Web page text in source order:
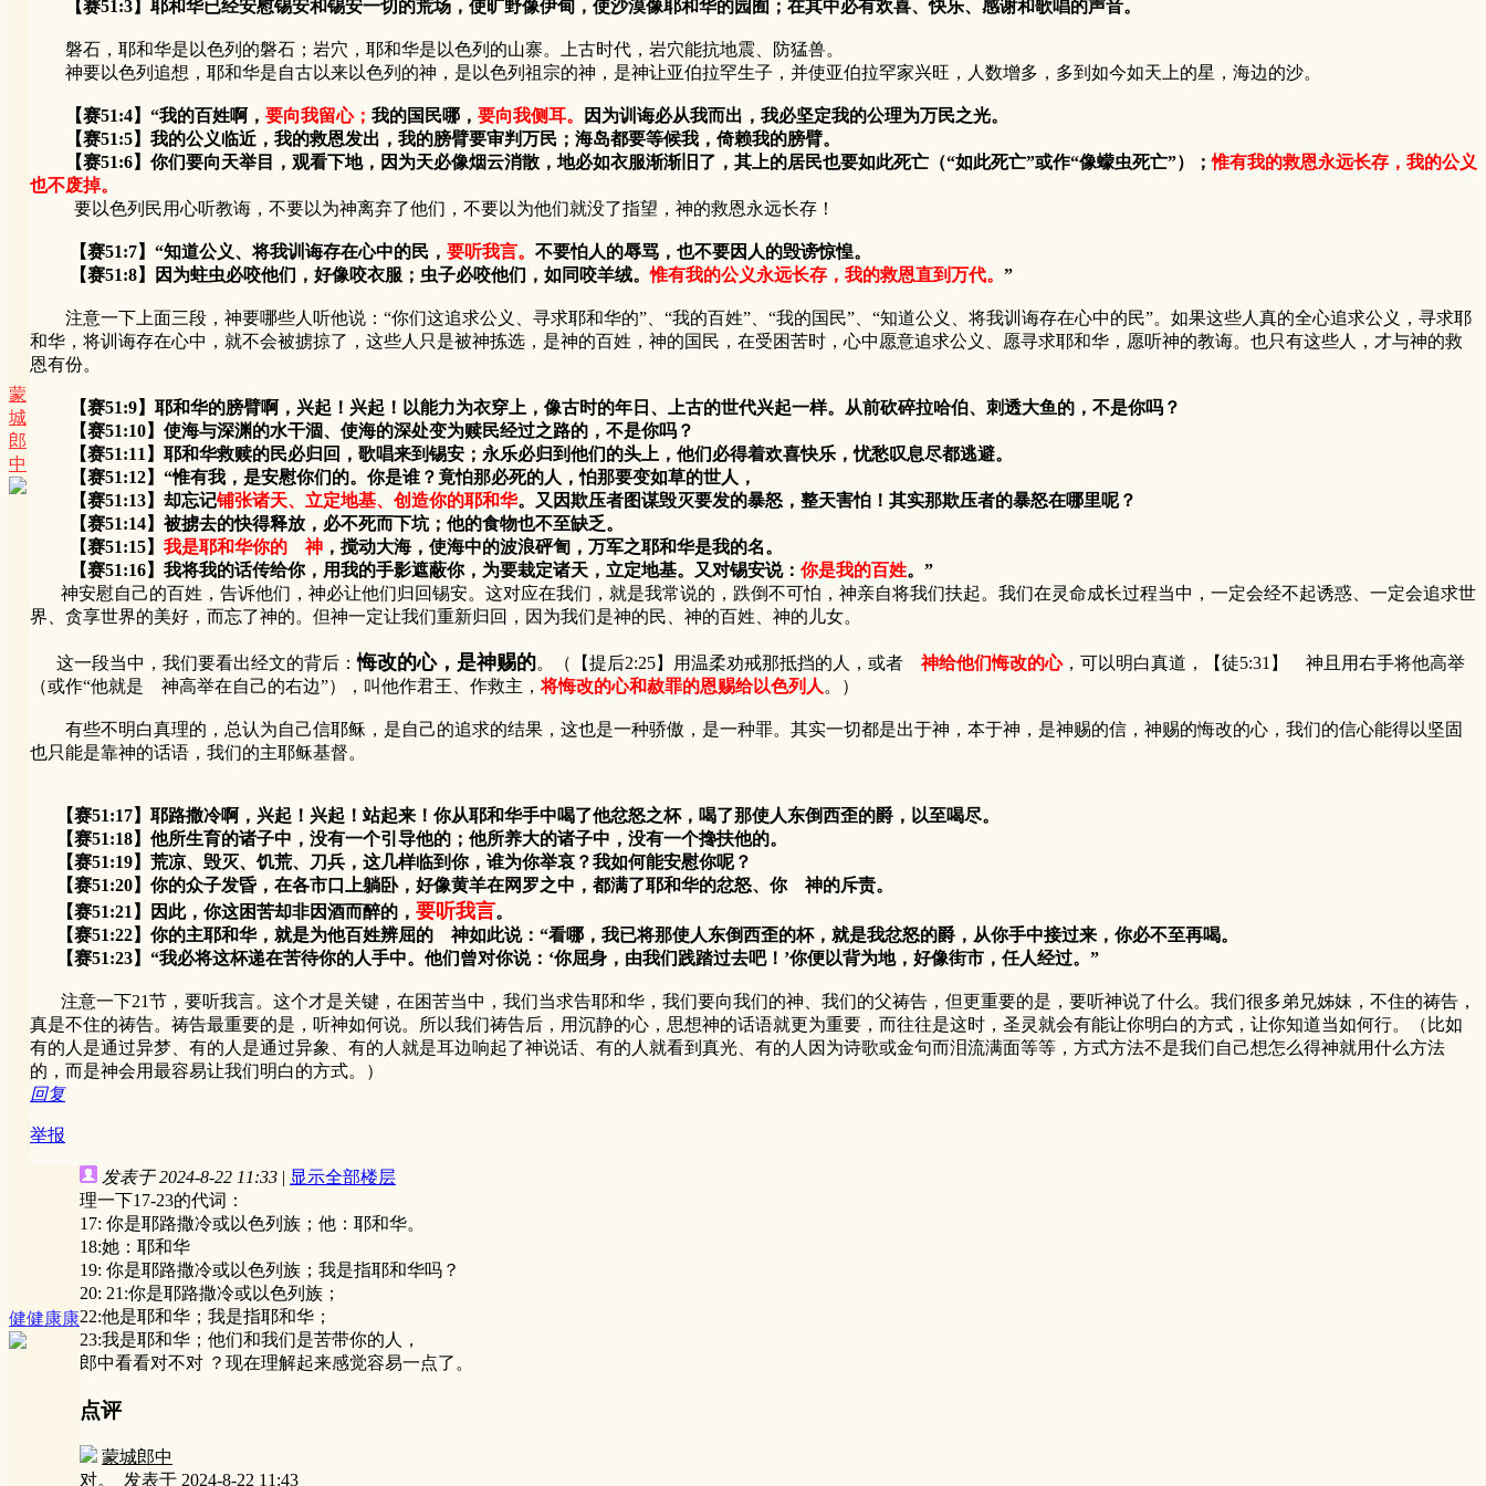
蒙
城
郎
中
【赛51:3】耶和华已经安慰锡安和锡安一切的荒场，使旷野像伊甸，使沙漠像耶和华的园囿；在其中必有欢喜、快乐、感谢和歌唱的声音。
磐石，耶和华是以色列的磐石；岩穴，耶和华是以色列的山寨。上古时代，岩穴能抗地震、防猛兽。
神要以色列追想，耶和华是自古以来以色列的神，是以色列祖宗的神，是神让亚伯拉罕生子，并使亚伯拉罕家兴旺，人数增多，多到如今如天上的星，海边的沙。
【赛51:4】“我的百姓啊， 要向我留心； 我的国民哪， 要向我侧耳。
因为训诲必从我而出，我必坚定我的公理为万民之光。
【赛51:5】我的公义临近，我的救恩发出，我的膀臂要审判万民；海岛都要等候我，倚赖我的膀臂。
【赛51:6】你们要向天举目，观看下地，因为天必像烟云消散，地必如衣服渐渐旧了，其上的居民也要如此死亡（“如此死亡”或作“像蠓虫死亡”）；惟有我的救恩永远长存，我的公义
也不废掉。
要以色列民用心听教诲，不要以为神离弃了他们，不要以为他们就没了指望，神的救恩永远长存！
【赛51:7】“知道公义、将我训诲存在心中的民， 要听我言。 不要怕人的辱骂，也不要因人的毁谤惊惶。
【赛51:8】因为蛀虫必咬他们，好像咬衣服；虫子必咬他们，如同咬羊绒。惟有我的公义永远长存，我的救恩直到万代。 ”
注意一下上面三段，神要哪些人听他说：“你们这追求公义、寻求耶和华的”、“我的百姓”、“我的国民”、“知道公义、将我训诲存在心中的民”。如果这些人真的全心追求公义，寻求耶
和华，将训诲存在心中，就不会被掳掠了，这些人只是被神拣选，是神的百姓，神的国民，在受困苦时，心中愿意追求公义、愿寻求耶和华，愿听神的教诲。也只有这些人，才与神的救
恩有份。
【赛51:9】耶和华的膀臂啊，兴起！兴起！以能力为衣穿上，像古时的年日、上古的世代兴起一样。从前砍碎拉哈伯、刺透大鱼的，不是你吗？
【赛51:10】使海与深渊的水干涸、使海的深处变为赎民经过之路的，不是你吗？
【赛51:11】耶和华救赎的民必归回，歌唱来到锡安；永乐必归到他们的头上，他们必得着欢喜快乐，忧愁叹息尽都逃避。
【赛51:12】“惟有我，是安慰你们的。你是谁？竟怕那必死的人，怕那要变如草的世人，
【赛51:13】却忘记铺张诸天、立定地基、创造你的耶和华。又因欺压者图谋毁灭要发的暴怒，整天害怕！其实那欺压者的暴怒在哪里呢？
【赛51:14】被掳去的快得释放，必不死而下坑；他的食物也不至缺乏。
【赛51:15】 我是耶和华你的 神 ，搅动大海，使海中的波浪砰訇，万军之耶和华是我的名。
【赛51:16】我将我的话传给你，用我的手影遮蔽你，为要栽定诸天，立定地基。又对锡安说： 你是我的百姓。”
神安慰自己的百姓，告诉他们，神必让他们归回锡安。这对应在我们，就是我常说的，跌倒不可怕，神亲自将我们扶起。我们在灵命成长过程当中，一定会经不起诱惑、一定会追求世
界、贪享世界的美好，而忘了神的。但神一定让我们重新归回，因为我们是神的民、神的百姓、神的儿女。
这一段当中，我们要看出经文的背后：悔改的心，是神赐的。（【提后2:25】用温柔劝戒那抵挡的人，或者神给他们悔改的心，可以明白真道，【徒5:31】 神且用右手将他高举
（或作“他就是 神高举在自己的右边”），叫他作君王、作救主，将悔改的心和赦罪的恩赐给以色列人 。）
有些不明白真理的，总认为自己信耶稣，是自己的追求的结果，这也是一种骄傲，是一种罪。其实一切都是出于神，本于神，是神赐的信，神赐的悔改的心，我们的信心能得以坚固
也只能是靠神的话语，我们的主耶稣基督。
【赛51:17】耶路撒冷啊，兴起！兴起！站起来！你从耶和华手中喝了他忿怒之杯，喝了那使人东倒西歪的爵，以至喝尽。
【赛51:18】他所生育的诸子中，没有一个引导他的；他所养大的诸子中，没有一个搀扶他的。
【赛51:19】荒凉、毁灭、饥荒、刀兵，这几样临到你，谁为你举哀？我如何能安慰你呢？
【赛51:20】你的众子发昏，在各市口上躺卧，好像黄羊在网罗之中，都满了耶和华的忿怒、你 神的斥责。
【赛51:21】因此，你这困苦却非因酒而醉的， 要听我言。
【赛51:22】你的主耶和华，就是为他百姓辨屈的 神如此说：“看哪，我已将那使人东倒西歪的杯，就是我忿怒的爵，从你手中接过来，你必不至再喝。
【赛51:23】“我必将这杯递在苦待你的人手中。他们曾对你说：‘你屈身，由我们践踏过去吧！’你便以背为地，好像街市，任人经过。”
注意一下21节，要听我言。这个才是关键，在困苦当中，我们当求告耶和华，我们要向我们的神、我们的父祷告，但更重要的是，要听神说了什么。我们很多弟兄姊妹，不住的祷告，
真是不住的祷告。祷告最重要的是，听神如何说。所以我们祷告后，用沉静的心，思想神的话语就更为重要，而往往是这时，圣灵就会有能让你明白的方式，让你知道当如何行。（比如
有的人是通过异梦、有的人是通过异象、有的人就是耳边响起了神说话、有的人就看到真光、有的人因为诗歌或金句而泪流满面等等，方式方法不是我们自己想怎么得神就用什么方法
的，而是神会用最容易让我们明白的方式。）
回复
举报
健健康康
发表于 2024-8-22 11:33 | 显示全部楼层
理一下17-23的代词：
17: 你是耶路撒冷或以色列族；他：耶和华。
18:她：耶和华
19: 你是耶路撒冷或以色列族；我是指耶和华吗？
20: 21:你是耶路撒冷或以色列族；
22:他是耶和华；我是指耶和华；
23:我是耶和华；他们和我们是苦带你的人，
郎中看看对不对 ？现在理解起来感觉容易一点了。
点评
蒙城郎中
对。 发表于 2024-8-22 11:43